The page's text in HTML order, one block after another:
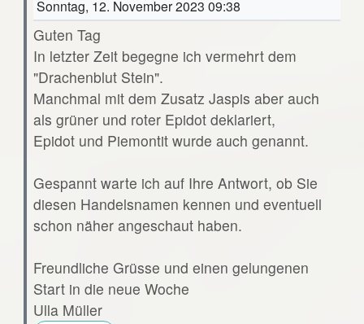
Sonntag, 12. November 2023 09:38
Guten Tag
In letzter Zeit begegne ich vermehrt dem
"Drachenblut Stein".
Manchmal mit dem Zusatz Jaspis aber auch
als grüner und roter Epidot deklariert,
Epidot und Piemontit wurde auch genannt.
Gespannt warte ich auf Ihre Antwort, ob Sie
diesen Handelsnamen kennen und eventuell
schon näher angeschaut haben.
Freundliche Grüsse und einen gelungenen
Start in die neue Woche
Ulla Müller